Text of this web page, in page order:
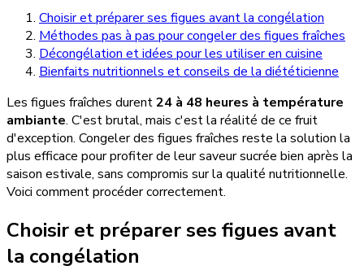
Choisir et préparer ses figues avant la congélation
Méthodes pas à pas pour congeler des figues fraîches
Décongélation et idées pour les utiliser en cuisine
Bienfaits nutritionnels et conseils de la diététicienne
Les figues fraîches durent24 à 48 heures à température
ambiante. C'est brutal, mais c'est la réalité de ce fruit
d'exception. Congeler des figues fraîches reste la solution la
plus efficace pour profiter de leur saveur sucrée bien après la
saison estivale, sans compromis sur la qualité nutritionnelle.
Voici comment procéder correctement.
Choisir et préparer ses figues avant
la congélation